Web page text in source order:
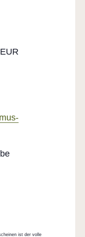
ist der volle